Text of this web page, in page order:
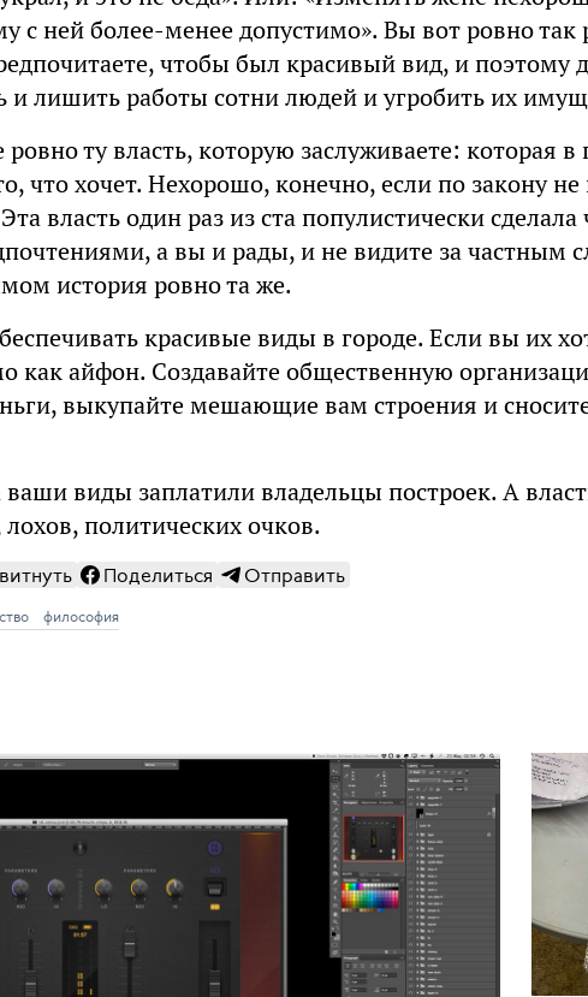
с ней более-менее допустимо». Вы вот ровно так
чтобы был красивый вид, и поэтому
и лишить работы сотни людей и угробить их
ту власть, которую заслуживаете: которая в
что хочет. Нехорошо, конечно, если по закону не
власть один раз из ста популистически сделала
а вы и рады, и не видите за частным
история ровно та же.
красивые виды в городе. Если вы их
как айфон. Создавайте общественную
выкупайте мешающие вам строения и
виды заплатили владельцы построек. А
лохов, политических очков.
Поделиться Отправить
философия